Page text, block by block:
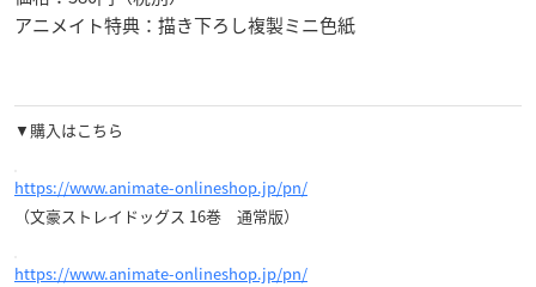
アニメイト特典：描き下ろし複製ミニ色紙
▼購入はこちら
https://www.animate-onlineshop.jp/pn/
（文豪ストレイドッグス 16巻 通常版）
https://www.animate-onlineshop.jp/pn/